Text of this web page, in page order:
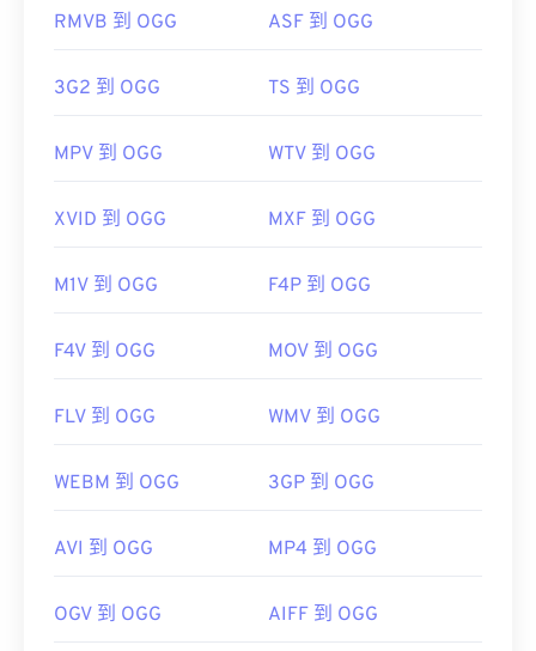
https://en.wikipedia.org/wiki/Matroska
RMVB 到 OGG ASF 到 OGG
3G2 到 OGG TS 到 OGG
MPV 到 OGG WTV 到 OGG
XVID 到 OGG MXF 到 OGG
M1V 到 OGG F4P 到 OGG
F4V 到 OGG MOV 到 OGG
FLV 到 OGG WMV 到 OGG
WEBM 到 OGG 3GP 到 OGG
AVI 到 OGG MP4 到 OGG
OGV 到 OGG AIFF 到 OGG